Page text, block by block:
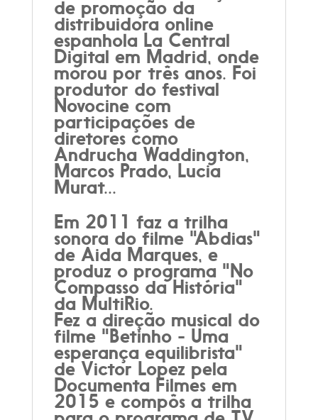
de promoção da
distribuidora online
espanhola La Central
Digital em Madrid, onde
morou por três anos. Foi
produtor do festival
Novocine com
participações de
diretores como
Andrucha Waddington,
Marcos Prado, Lucia
Murat...
Em 2011 faz a trilha
sonora do filme "Abdias"
de Aida Marques, e
produz o programa "No
Compasso da História"
da MultiRio.
Fez a direção musical do
filme "Betinho - Uma
esperança equilibrista"
de Victor Lopez pela
Documenta Filmes em
2015 e compôs a trilha